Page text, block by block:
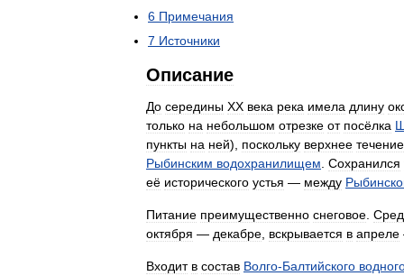
6 Примечания
7 Источники
Описание
До середины XX века река имела длину
только на небольшом отрезке от посёлка
пункты на ней), поскольку верхнее течение
Рыбинским водохранилищем Сохранился
её исторического устья — между
Питание преимущественно снеговое
октября — декабре вскрывается в апреле
Входит в состав Волго-Балтийского